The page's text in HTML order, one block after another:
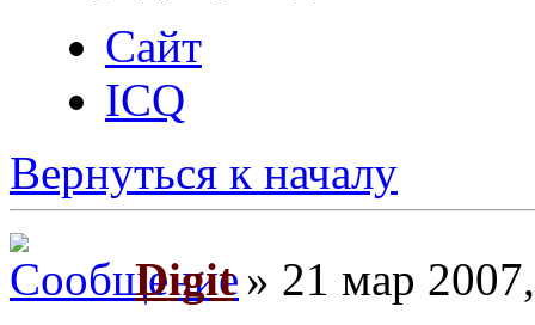
Сайт
ICQ
Вернуться к началу
Digit» 21 мар